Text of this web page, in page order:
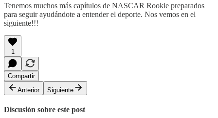
Tenemos muchos más capítulos de NASCAR Rookie preparados
para seguir ayudándote a entender el deporte. Nos vemos en el
siguiente!!!
1
Compartir
Anterior
Siguiente
Discusión sobre este post